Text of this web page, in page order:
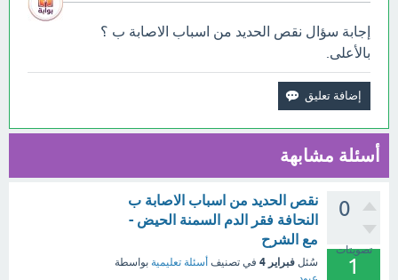
إجابة سؤال نقص الحديد من اسباب الاصابة ب ؟
بالأعلى.
أسئلة مشابهة
0
تصويتات
1
نقص الحديد من اسباب الاصابة ب
النحافة فقر الدم السمنة الحيض -
مع الشرح
سُئل فبراير 4 في تصنيف أسئلة تعليمية بواسطة